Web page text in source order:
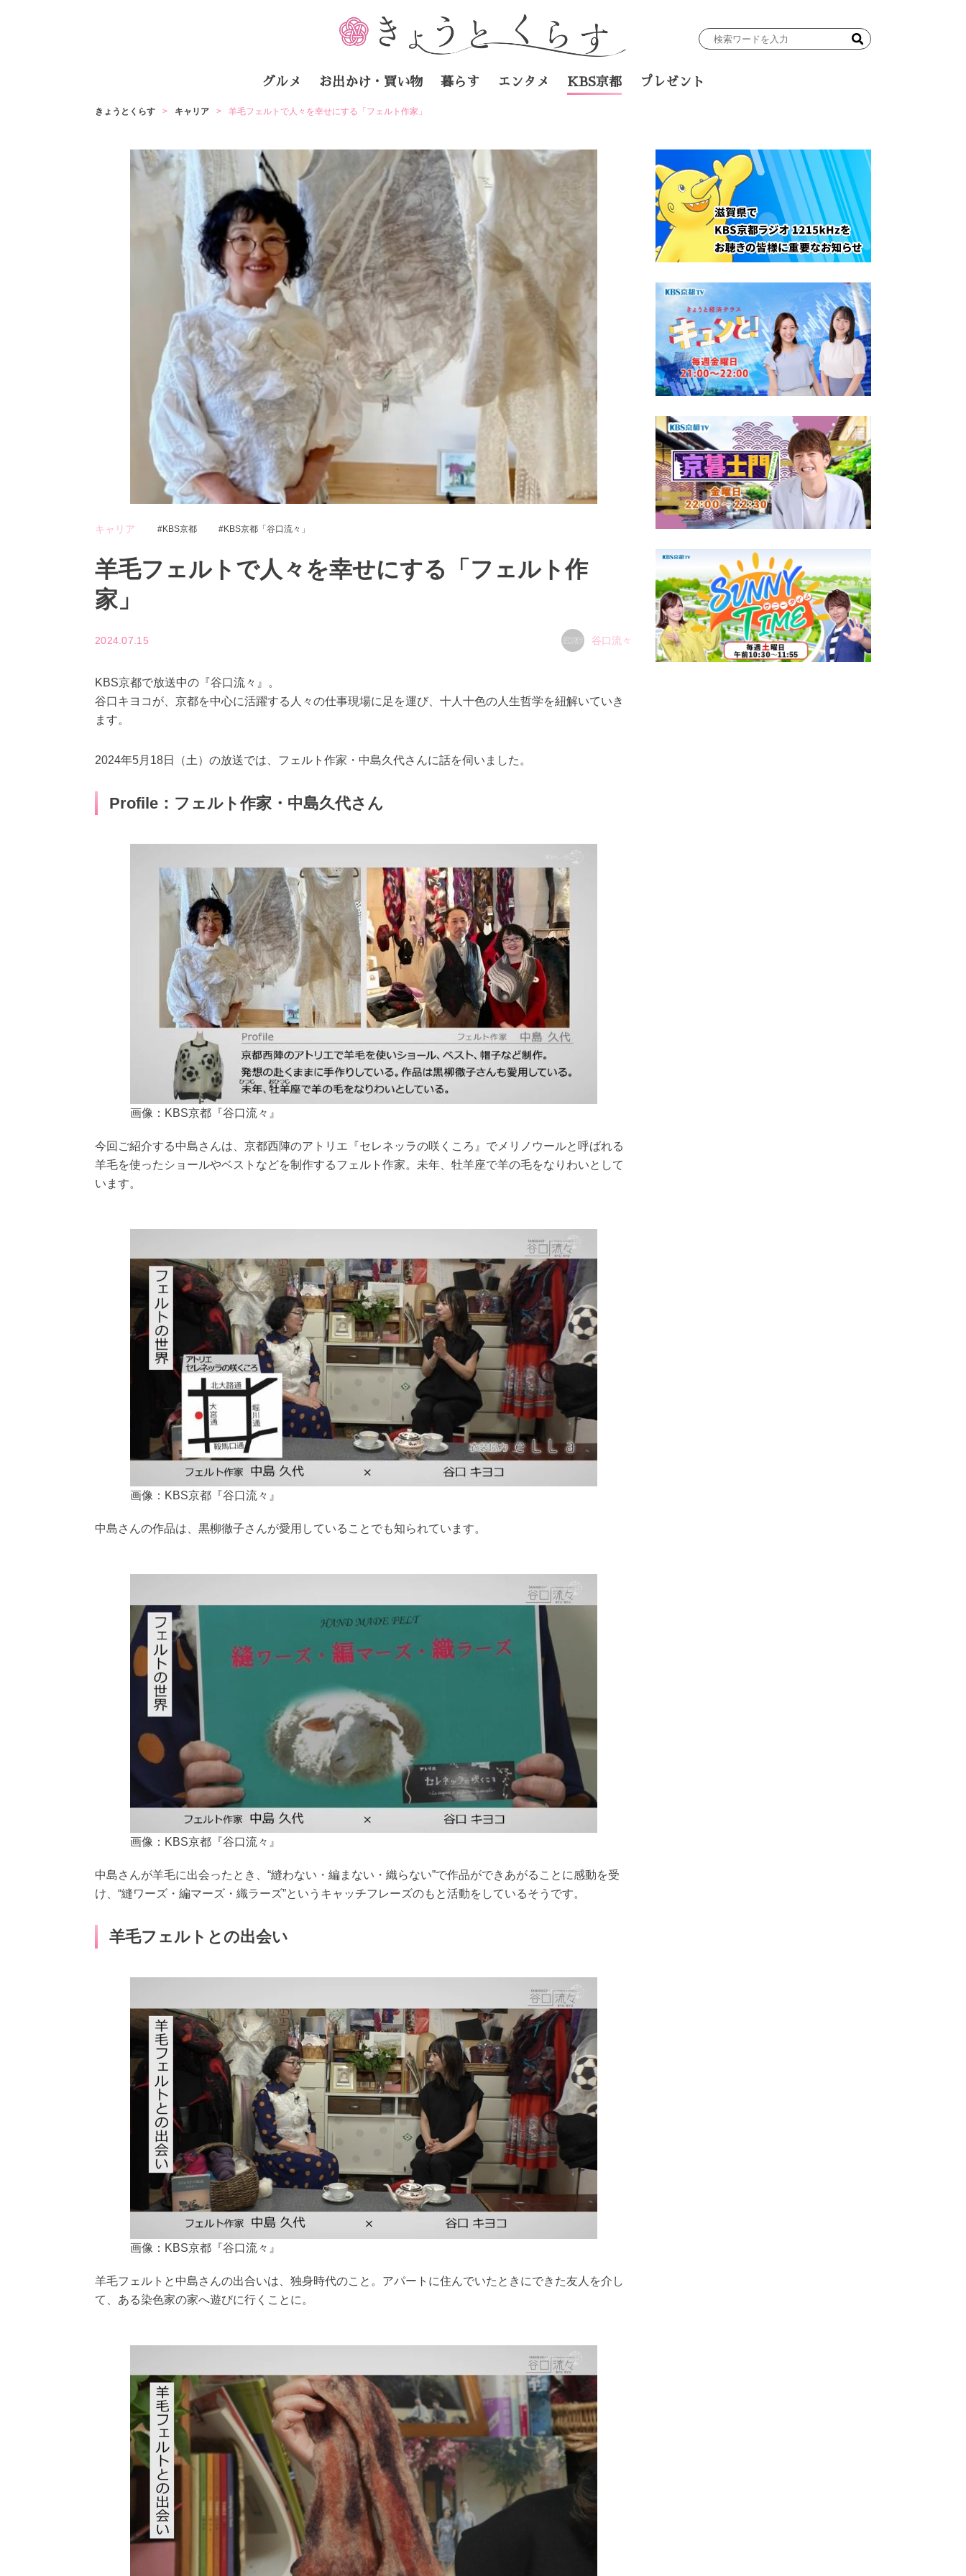
検
力
グルメ お出かけ・買い物 暮らす エンタメ KBS京都 プレゼント
きょうとくらす キャリア 羊毛フェルトで人々を幸せにする「フェルト作家」
キャリア KBS京都 KBS京都「谷口流々」
羊毛フェルトで人々を幸せにする「フェルト作
家」
2024.07.15 谷口流々
KBS京都で放送中の『谷口流々』。
谷口キヨコが、京都を中心に活躍する人々の仕事現場に足を運び、十人十色の人生哲学を紐解いていき
ます。
2024年5月18日（土）の放送では、フェルト作家・中島久代さんに話を伺いました。
Profile：フェルト作家・中島久代さん
画像：KBS京都『谷口流々』
今回ご紹介する中島さんは、京都西陣のアトリエ『セレネッラの咲くころ』でメリノウールと呼ばれる
羊毛を使ったショールやベストなどを制作するフェルト作家。未年、牡羊座で羊の毛をなりわいとして
います。
画像：KBS京都『谷口流々』
中島さんの作品は、黒柳徹子さんが愛用していることでも知られています。
画像：KBS京都『谷口流々』
中島さんが羊毛に出会ったとき、“縫わない・編まない・織らない”で作品ができあがることに感動を受
け、“縫ワーズ・編マーズ・織ラーズ”というキャッチフレーズのもと活動をしているそうです。
羊毛フェルトとの出会い
画像：KBS京都『谷口流々』
羊毛フェルトと中島さんの出合いは、独身時代のこと。アパートに住んでいたときにできた友人を介し
て、ある染色家の家へ遊びに行くことに。